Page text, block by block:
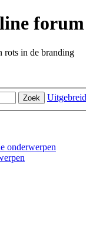
forum
rots in de branding
Zoek
onderwerpen